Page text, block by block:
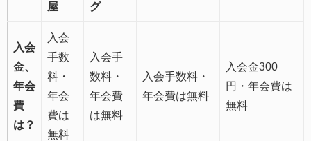
屋
グ
入会
金、
年会
費
は？
入会
手数
料・
年会
費は
無料
入会手
数料・
年会費
は無料
入会手数料・
年会費は無料
入会金300
円・年会費は
無料